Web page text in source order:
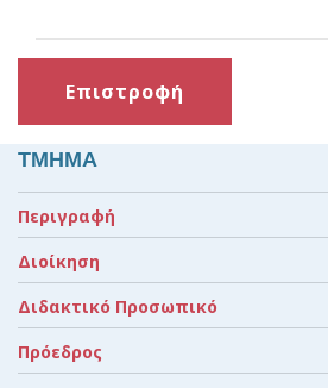
Επιστροφή
ΤΜΗΜΑ
Περιγραφή
Διοίκηση
Διδακτικό Προσωπικό
Πρόεδρος